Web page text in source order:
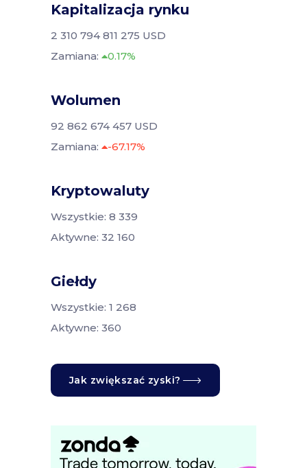
Kapitalizacja rynku
2 310 794 811 275 USD
Zamiana:
0.17%
Wolumen
92 862 674 457 USD
Zamiana:
-67.17%
Kryptowaluty
Wszystkie: 8 339
Aktywne: 32 160
Giełdy
Wszystkie: 1 268
Aktywne: 360
Jak zwiększać zyski?